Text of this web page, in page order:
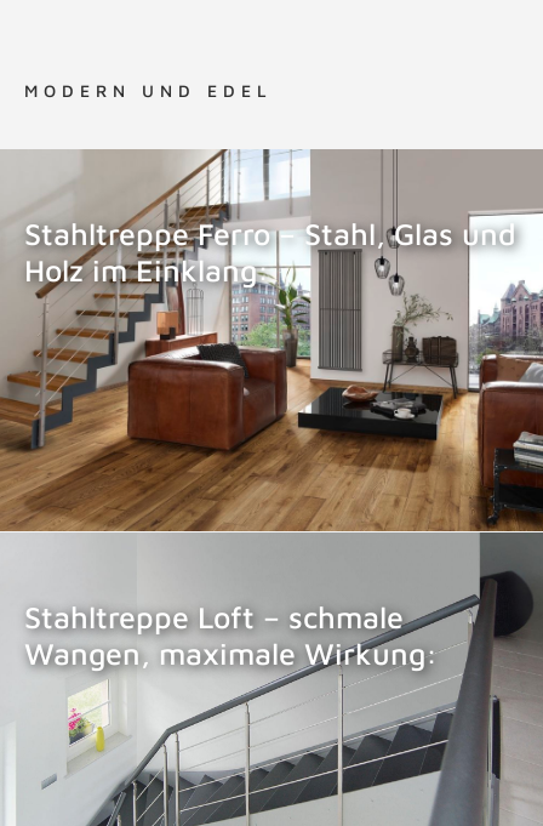
MODERN UND EDEL
Stahltreppe Ferro – Stahl, Glas und
Holz im Einklang:
STAHLTREPPE FERRO
Stahltreppe Loft – schmale
Wangen, maximale Wirkung:
STAHLTREPPE LOFT